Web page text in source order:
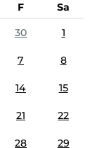
F
Sa
30 1
7 8
14 15
21 22
28 29